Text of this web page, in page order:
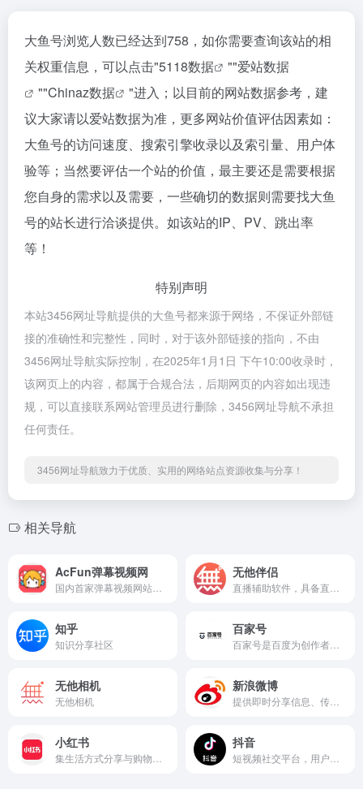
大鱼号浏览人数已经达到758，如你需要查询该站的相
关权重信息，可以点击"5118数据 ""爱站数据
""Chinaz数据
"进入；以目前的网站数据参考，建
议大家请以爱站数据为准，更多网站价值评估因素如：
大鱼号的访问速度、搜索引擎收录以及索引量、用户体
验等；当然要评估一个站的价值，最主要还是需要根据
您自身的需求以及需要，一些确切的数据则需要找大鱼
号的站长进行洽谈提供。如该站的IP、PV、跳出率
等！
特别声明
本站3456网址导航提供的大鱼号都来源于网络，不保证外部链
接的准确性和完整性，同时，对于该外部链接的指向，不由
3456网址导航实际控制，在2025年1月1日 下午10:00收录时，
该网页上的内容，都属于合规合法，后期网页的内容如出现违
规，可以直接联系网站管理员进行删除，3456网址导航不承担
任何责任。
3456网址导航致力于优质、实用的网络站点资源收集与分享！
相关导航
AcFun弹幕视频网 无他伴侣
知乎
知识分享社区
百家号
无他相机
无他相机
新浪微博
小红书 抖音